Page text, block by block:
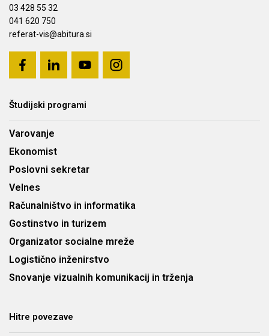
03 428 55 32
041 620 750
referat-vis@abitura.si
Študijski programi
Varovanje
Ekonomist
Poslovni sekretar
Velnes
Računalništvo in informatika
Gostinstvo in turizem
Organizator socialne mreže
Logistično inženirstvo
Snovanje vizualnih komunikacij in trženja
Hitre povezave